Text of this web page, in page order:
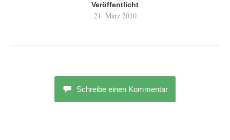
Veröffentlicht
21. März 2010
Schreibe einen Kommentar